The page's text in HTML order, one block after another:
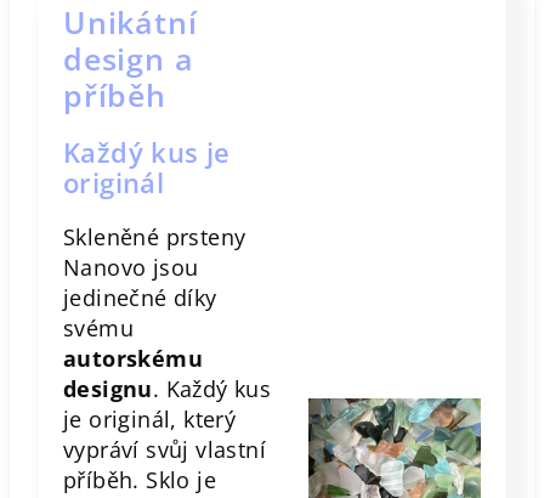
Unikátní
design a
příběh
Každý kus je
originál
Skleněné prsteny
Nanovo jsou
jedinečné díky
svému
autorskému
designu. Každý kus
je originál, který
vypráví svůj vlastní
příběh. Sklo je